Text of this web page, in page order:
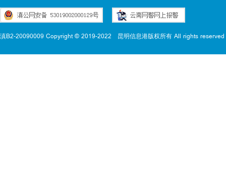
滇B2-20090009 Copyright © 2019-2022 昆明信息港版权所有 All rights reserved